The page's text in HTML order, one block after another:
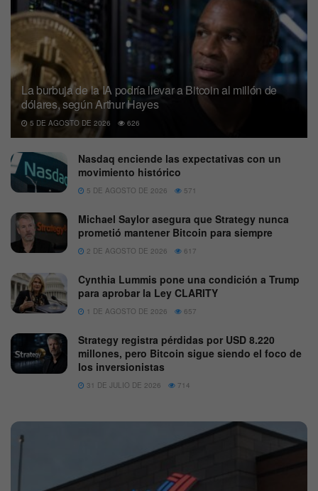
La burbuja de la IA podría llevar a Bitcoin al millón de
dólares, según Arthur Hayes
5 DE AGOSTO DE 2026 626
Nasdaq enciende las expectativas con un
movimiento histórico
5 DE AGOSTO DE 2026 571
Michael Saylor asegura que Strategy nunca
prometió mantener Bitcoin para siempre
2 DE AGOSTO DE 2026 617
Cynthia Lummis pone una condición a Trump
para aprobar la Ley CLARITY
1 DE AGOSTO DE 2026 657
Strategy registra pérdidas por USD 8.220
millones, pero Bitcoin sigue siendo el foco de
los inversionistas
31 DE JULIO DE 2026 714